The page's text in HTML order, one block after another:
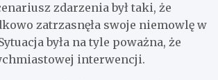
zdarzenia był taki, że
zatrzasnęła swoje niemowlę w
była na tyle poważna, że
interwencji.